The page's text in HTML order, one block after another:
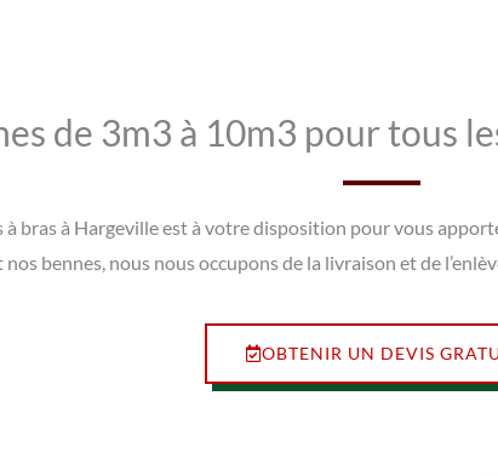
de 3m3 à 10m3 pour tous
bras à Hargeville est à votre disposition pour vous
bennes, nous nous occupons de la livraison et de
OBTENIR UN DEVIS